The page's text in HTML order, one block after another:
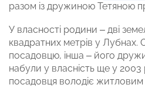
разом із дружиною Тетяною
У власності родини – дві
квадратних метрів у
посадовцю, інша – його
набули у власність ще у
посадовця володіє